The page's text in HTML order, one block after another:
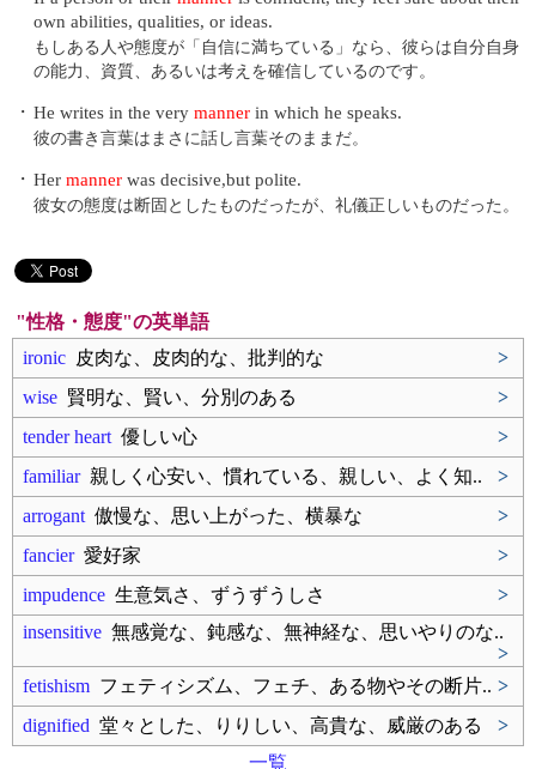
own abilities, qualities, or ideas.
もしある人や態度が「自信に満ちている」なら、彼らは自分自身
の能力、資質、あるいは考えを確信しているのです。
・ He writes in the very manner in which he speaks.
彼の書き言葉はまさに話し言葉そのままだ。
・ Her manner was decisive,but polite.
彼女の態度は断固としたものだったが、礼儀正しいものだった。
"性格・態度"の英単語
ironic 皮肉な、皮肉的な、批判的な
>
wise 賢明な、賢い、分別のある
>
tender heart 優しい心
>
familiar親しく心安い、慣れている、親しい、よく知..
>
arrogant 傲慢な、思い上がった、横暴な
>
fancier愛好家
>
impudence 生意気さ、ずうずうしさ
>
insensitive 無感覚な、鈍感な、無神経な、思いやりのな..
>
fetishism フェティシズム、フェチ、ある物やその断片.. >
dignified 堂々とした、りりしい、高貴な、威厳のある
>
一覧